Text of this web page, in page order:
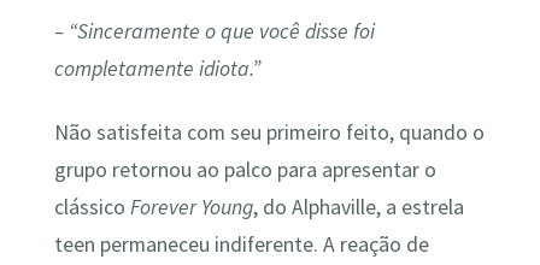
– “Sinceramente o que você disse foi
completamente idiota.”
Não satisfeita com seu primeiro feito, quando o
grupo retornou ao palco para apresentar o
clássico Forever Young, do Alphaville, a estrela
teen permaneceu indiferente. A reação de